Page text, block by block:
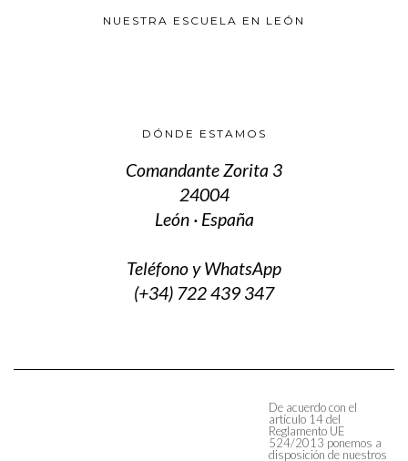
NUESTRA ESCUELA EN LEÓN
DÓNDE ESTAMOS
Comandante Zorita 3
24004
León · España
Teléfono y WhatsApp
(+34) 722 439 347
De acuerdo con el
artículo 14 del
Reglamento UE
524/2013 ponemos a
disposición de nuestros